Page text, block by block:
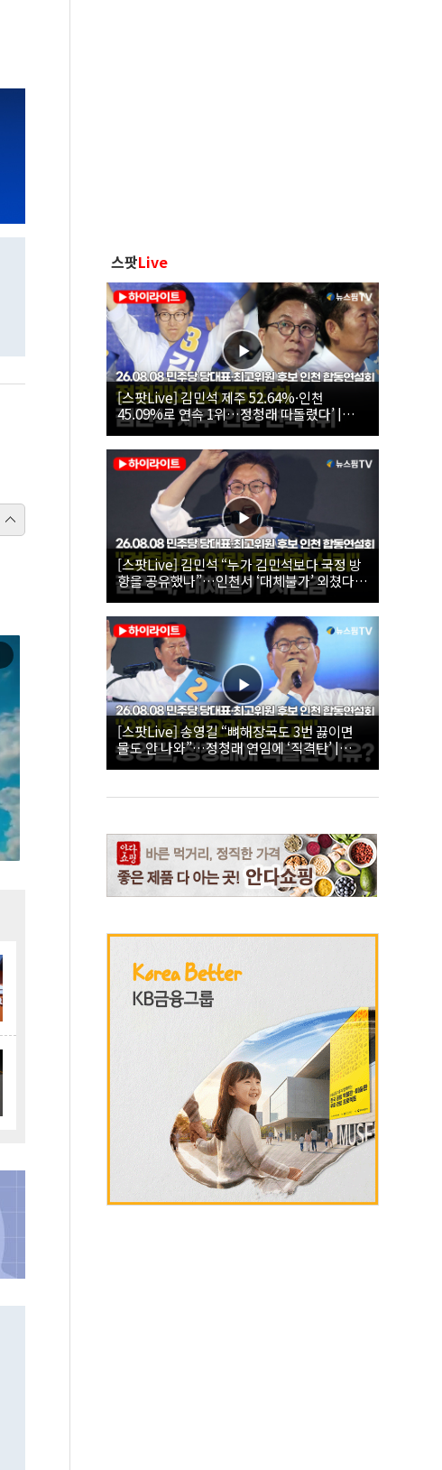
스팟Live
[스팟Live] 김민석 제주 52.64%·인천
45.09%로 연속 1위…정청래 따돌렸다’ |
26.08.08 더불어민주당 당대표·최고위원 후
보 인천 합동연설회
[스팟Live] 김민석 “누가 김민석보다 국정 방
향을 공유했나”…인천서 ‘대체불가’ 외쳤다 |
26.08.08 더불어민주당 당대표·최고위원 후
보 인천 합동연설회
[스팟Live] 송영길 “뼈해장국도 3번 끓이면
물도 안 나와”…정청래 연임에 ‘직격탄’ |
26.08.08 더불어민주당 당대표·최고위원 후